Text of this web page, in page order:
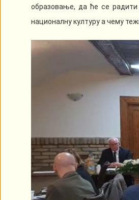
образовање, да ће се радити
националну културу а чему